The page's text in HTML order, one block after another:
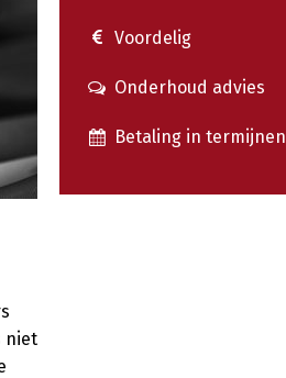
Voordelig
Onderhoud advies
Betaling in termijnen
niet